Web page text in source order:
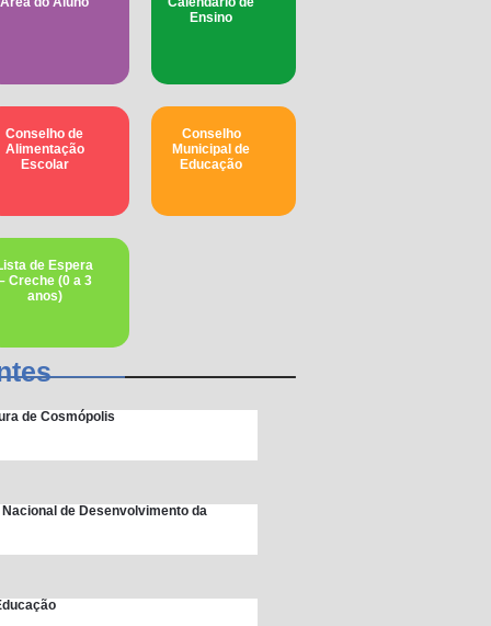
Ensino
Conselho de
Alimentação
Escolar
Conselho
Municipal de
Educação​
de Espera
Creche (0 a 3
anos)
de Cosmópolis
Nacional de Desenvolvimento da